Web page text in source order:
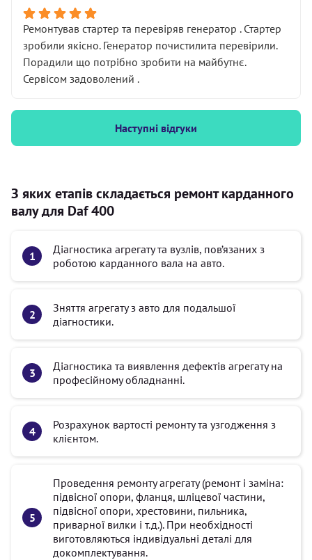
Ремонтував стартер та перевіряв генератор . Стартер
зробили якісно. Генератор почистилита перевірили.
Порадили що потрібно зробити на майбутнє.
Сервісом задоволений .
Наступні відгуки
З яких етапів складається ремонт карданного
валу для Daf 400
Діагностика агрегату та вузлів, пов’язаних з
роботою карданного вала на авто.
Зняття агрегату з авто для подальшої
діагностики.
Діагностика та виявлення дефектів агрегату на
професійному обладнанні.
Розрахунок вартості ремонту та узгодження з
клієнтом.
Проведення ремонту агрегату (ремонт і заміна:
підвісної опори, фланця, шліцевої частини,
підвісної опори, хрестовини, пильника,
приварної вилки і т.д.). При необхідності
виготовляються індивідуальні деталі для
докомплектування.